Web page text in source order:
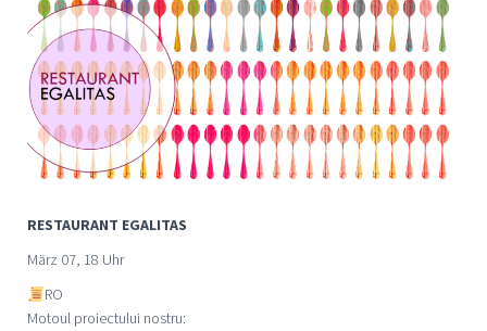
RESTAURANT EGALITAS
März 07, 18 Uhr
RO
Motoul proiectului nostru: